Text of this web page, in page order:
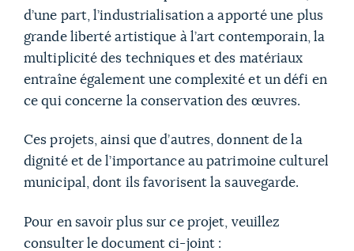
d’une part, l’industrialisation a apporté une plus
grande liberté artistique à l’art contemporain, la
multiplicité des techniques et des matériaux
entraîne également une complexité et un défi en
ce qui concerne la conservation des œuvres.
Ces projets, ainsi que d’autres, donnent de la
dignité et de l’importance au patrimoine culturel
municipal, dont ils favorisent la sauvegarde.
Pour en savoir plus sur ce projet, veuillez
consulter le document ci-joint :